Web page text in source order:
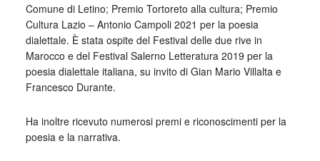
Comune di Letino; Premio Tortoreto alla cultura; Premio
Cultura Lazio – Antonio Campoli 2021 per la poesia
dialettale. È stata ospite del Festival delle due rive in
Marocco e del Festival Salerno Letteratura 2019 per la
poesia dialettale italiana, su invito di Gian Mario Villalta e
Francesco Durante.
Ha inoltre ricevuto numerosi premi e riconoscimenti per la
poesia e la narrativa.